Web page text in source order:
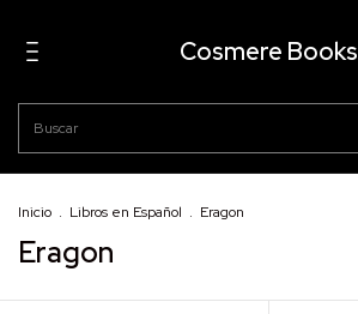
Cosmere Books
Inicio . Libros en Español . Eragon
Eragon